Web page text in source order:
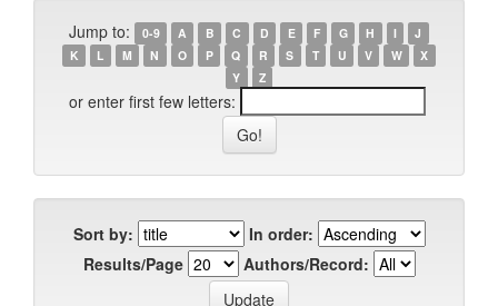
Jump to: 0-9 A B C D E F G H I
J
K
L M N O P Q R S T U V W
X
Y
Z
or enter first few letters:
Sort by:
In order:
Results/Page
Authors/Record: